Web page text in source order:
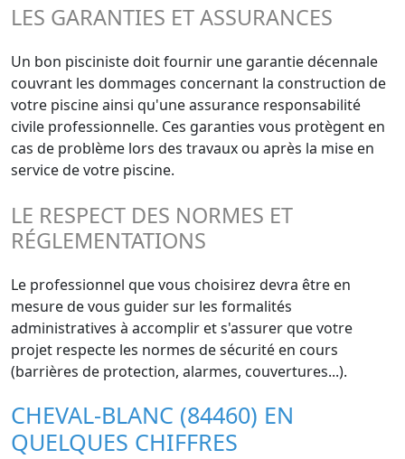
LES GARANTIES ET ASSURANCES
Un bon pisciniste doit fournir une garantie décennale
couvrant les dommages concernant la construction de
votre piscine ainsi qu'une assurance responsabilité
civile professionnelle. Ces garanties vous protègent en
cas de problème lors des travaux ou après la mise en
service de votre piscine.
LE RESPECT DES NORMES ET
RÉGLEMENTATIONS
Le professionnel que vous choisirez devra être en
mesure de vous guider sur les formalités
administratives à accomplir et s'assurer que votre
projet respecte les normes de sécurité en cours
(barrières de protection, alarmes, couvertures...).
CHEVAL-BLANC (84460) EN
QUELQUES CHIFFRES